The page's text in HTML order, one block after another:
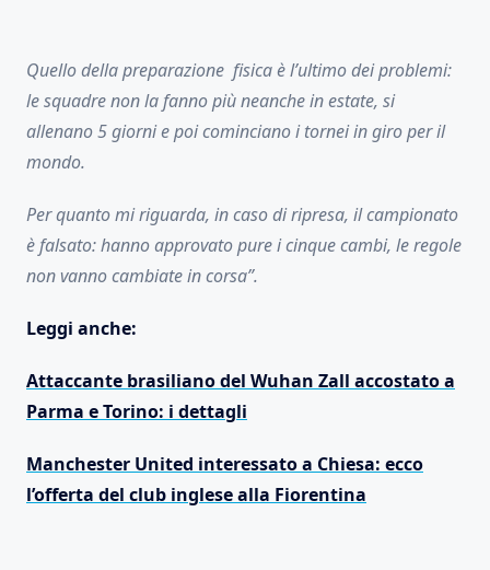
Quello della preparazione fisica è l’ultimo dei problemi:
le squadre non la fanno più neanche in estate, si
allenano 5 giorni e poi cominciano i tornei in giro per il
mondo.
Per quanto mi riguarda, in caso di ripresa, il campionato
è falsato: hanno approvato pure i cinque cambi, le regole
non vanno cambiate in corsa”.
Leggi anche:
Attaccante brasiliano del Wuhan Zall accostato a
Parma e Torino: i dettagli
Manchester United interessato a Chiesa: ecco
l’offerta del club inglese alla Fiorentina